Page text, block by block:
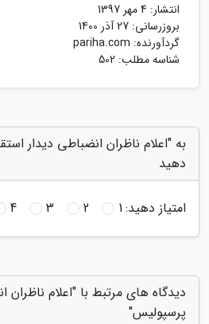
انتشار: 4 مهر 1397
بروزرسانی: 27 آذر 1400
گردآورنده: pariha.com
شناسه مطلب: 502
به "اعلام ناظران انضباطی دیدار
دهید
امتیاز دهید:1
2
3
4
دیدگاه های مرتبط با "اعلام ناظران
پرسپولیس"